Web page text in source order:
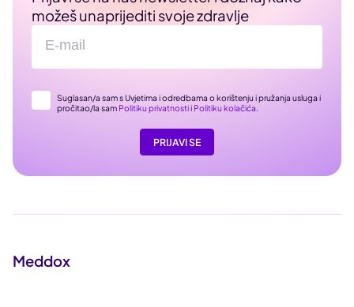
možeš unaprijediti svoje zdravlje
Suglasan/a sam s Uvjetima i odredbama o korištenju i pružanja usluga i
pročitao/la sam Politiku privatnostii Politiku kolačića.
PRIJAVI SE
Meddox